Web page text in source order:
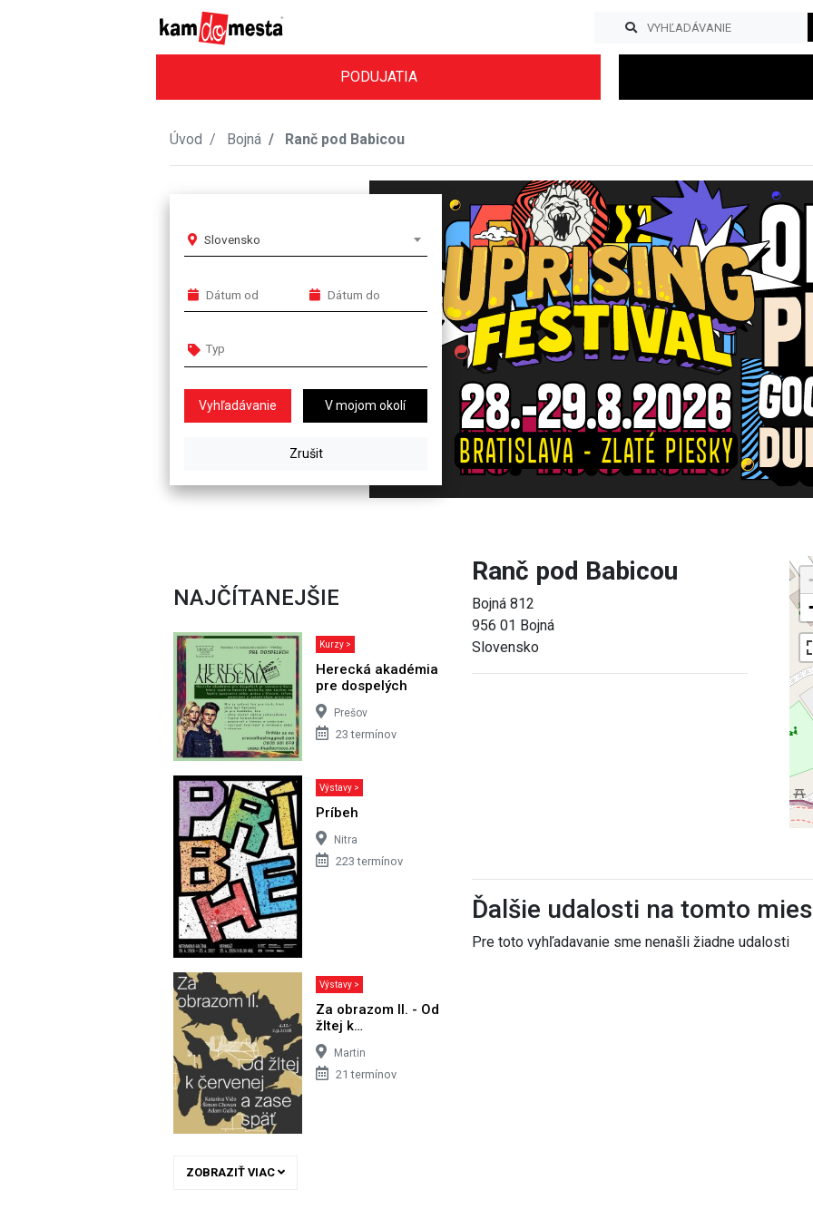
PODUJATIA
Úvod Bojná Ranč pod Babicou
Slovensko
V mojom okolí
Previous
NAJČÍTANEJŠIE
Kurzy >
Herecká akadémia
pre dospelých
Prešov
23 termínov
Výstavy >
Príbeh
Nitra
223 termínov
Výstavy >
Za obrazom II. - Od
žltej k…
Martin
21 termínov
ZOBRAZIŤ VIAC
Ranč pod Babicou
Bojná 812
956 01 Bojná
Slovensko
Ďalšie udalosti na tomto
Pre toto vyhľadavanie sme nenašli žiadne udalosti